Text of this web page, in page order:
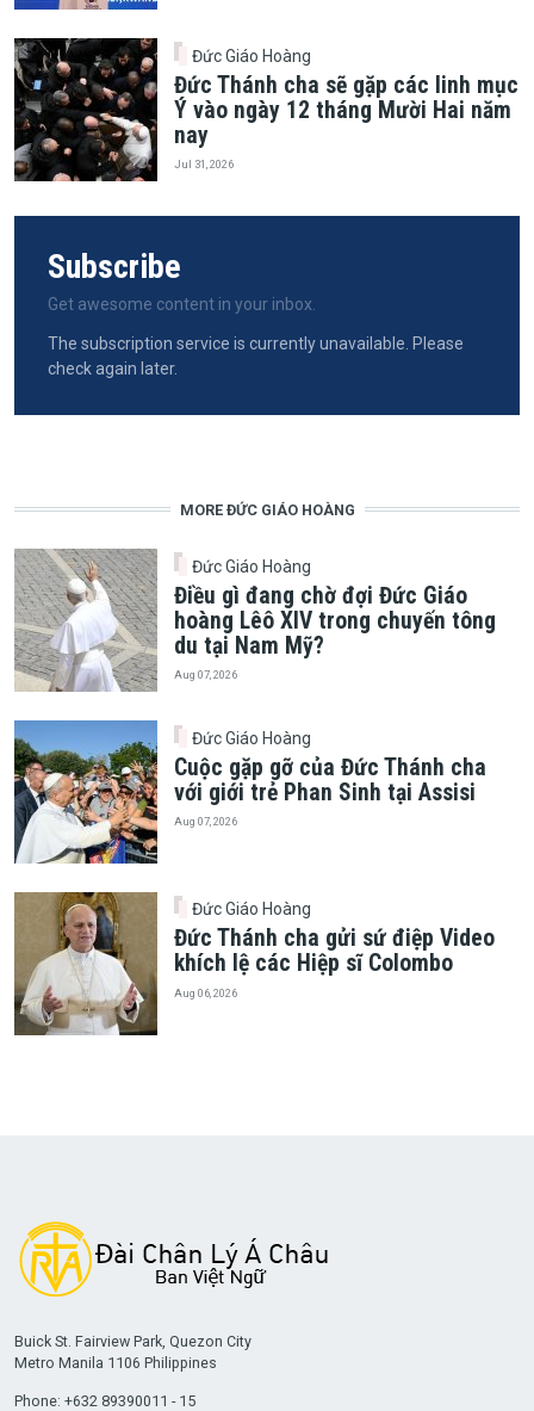
Đức Giáo Hoàng
Đức Thánh cha sẽ gặp các linh mục
Ý vào ngày 12 tháng Mười Hai năm
nay
Jul 31, 2026
Subscribe
Get awesome content in your inbox.
The subscription service is currently unavailable. Please
check again later.
MORE ĐỨC GIÁO HOÀNG
Đức Giáo Hoàng
Điều gì đang chờ đợi Đức Giáo
hoàng Lêô XIV trong chuyến tông
du tại Nam Mỹ?
Aug 07, 2026
Đức Giáo Hoàng
Cuộc gặp gỡ của Đức Thánh cha
với giới trẻ Phan Sinh tại Assisi
Aug 07, 2026
Đức Giáo Hoàng
Đức Thánh cha gửi sứ điệp Video
khích lệ các Hiệp sĩ Colombo
Aug 06, 2026
Buick St. Fairview Park, Quezon City
Metro Manila 1106 Philippines
Phone: +632 89390011 - 15